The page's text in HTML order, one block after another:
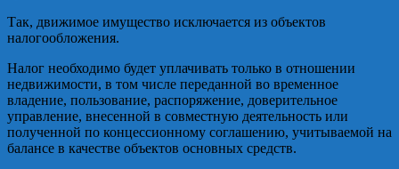
Так, движимое имущество исключается из объектов
налогообложения.
Налог необходимо будет уплачивать только в отношении
недвижимости, в том числе переданной во временное
владение, пользование, распоряжение, доверительное
управление, внесенной в совместную деятельность или
полученной по концессионному соглашению, учитываемой на
балансе в качестве объектов основных средств.